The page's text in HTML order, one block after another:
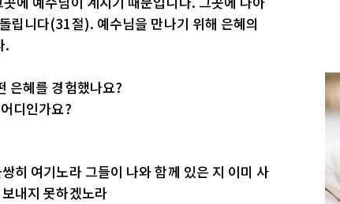
립니다(31절). 예수님을 만나기 위해 은혜의
.
은혜를 경험했나요?
디인가요?
히 여기노라 그들이 나와 함께 있은 지 이미 사
내지 못하겠노라